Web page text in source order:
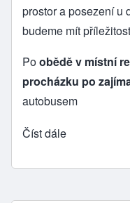
prostor a posezení u
budeme mít
Poobědě v místní
procházku po
autobusem
Číst dále